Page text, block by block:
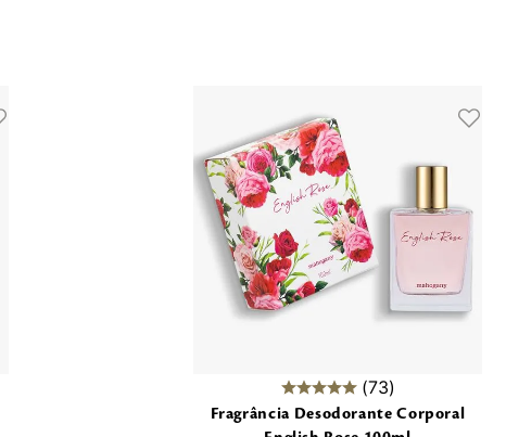
73
Fragrância Desodorante Corporal